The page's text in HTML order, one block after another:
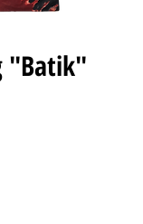
"Batik"